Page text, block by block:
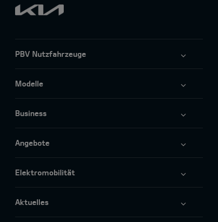
PBV Nutzfahrzeuge
Modelle
Business
Angebote
Elektromobilität
Aktuelles